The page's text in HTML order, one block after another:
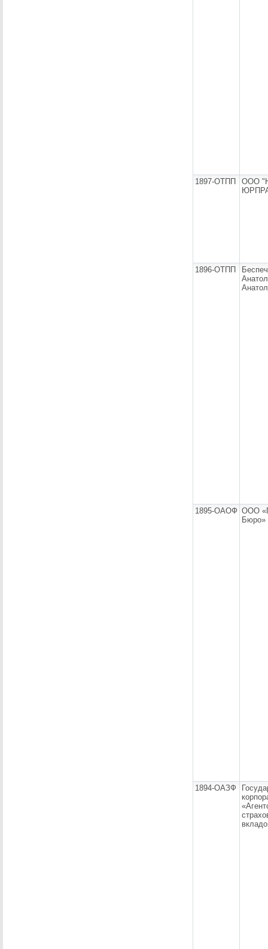
1897-ОТПП
ООО
1896-ОТПП
1895-ОАОФ ООО
Бюро»
1894-ОАЗФ